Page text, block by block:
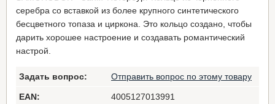
серебра со вставкой из более крупного синтетического
бесцветного топаза и циркона. Это кольцо создано, чтобы
дарить хорошее настроение и создавать романтический
настрой.
Задать вопрос: Отправить вопрос по этому товару
EAN: 4005127013991